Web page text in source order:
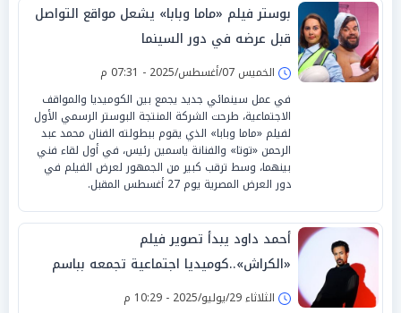
بوستر فيلم «ماما وبابا» يشعل مواقع التواصل
قبل عرضه في دور السينما
الخميس 07/أغسطس/2025 - 07:31 م
في عمل سينمائي جديد يجمع بين الكوميديا والمواقف
الاجتماعية، طرحت الشركة المنتجة البوستر الرسمي الأول
لفيلم «ماما وبابا» الذي يقوم ببطولته الفنان محمد عبد
الرحمن «توتا» والفنانة ياسمين رئيس، في أول لقاء فني
بينهما، وسط ترقب كبير من الجمهور لعرض الفيلم في
دور العرض المصرية يوم 27 أغسطس المقبل.
أحمد داود يبدأ تصوير فيلم
«الكراش»..كوميديا اجتماعية تجمعه بباسم
سمرة وميرنا جميل
الثلاثاء 29/يوليو/2025 - 10:29 م